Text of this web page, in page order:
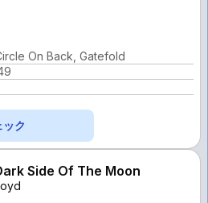
On Back, Gatefold
ク
Side Of The Moon